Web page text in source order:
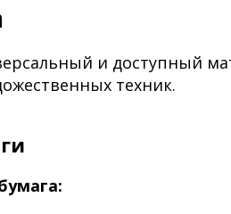
и доступный
техник.